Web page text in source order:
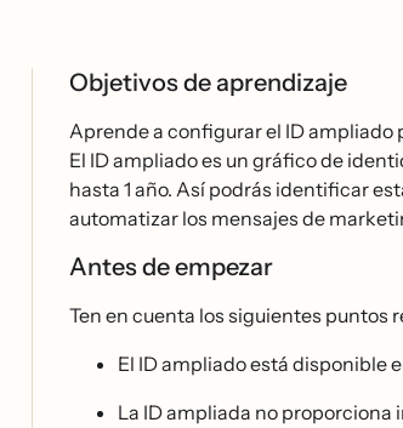
Objetivos de aprendizaje
Aprende a configurar el ID ampliado
El ID ampliado es un gráfico de
hasta 1 año. Así podrás identificar
automatizar los mensajes de
Antes de empezar
Ten en cuenta los siguientes puntos
El ID ampliado está disponible
La ID ampliada no